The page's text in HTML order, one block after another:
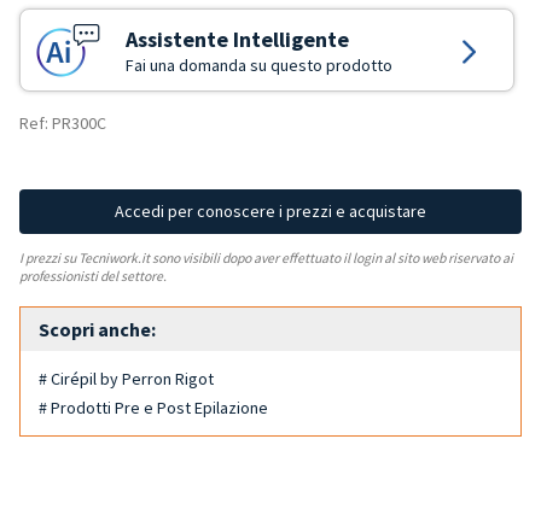
Assistente Intelligente
Fai una domanda su questo prodotto
Ref: PR300C
Accedi per conoscere i prezzi e acquistare
I prezzi su Tecniwork.it sono visibili dopo aver effettuato il login al sito web riservato ai
professionisti del settore.
Scopri anche:
# Cirépil by Perron Rigot
# Prodotti Pre e Post Epilazione